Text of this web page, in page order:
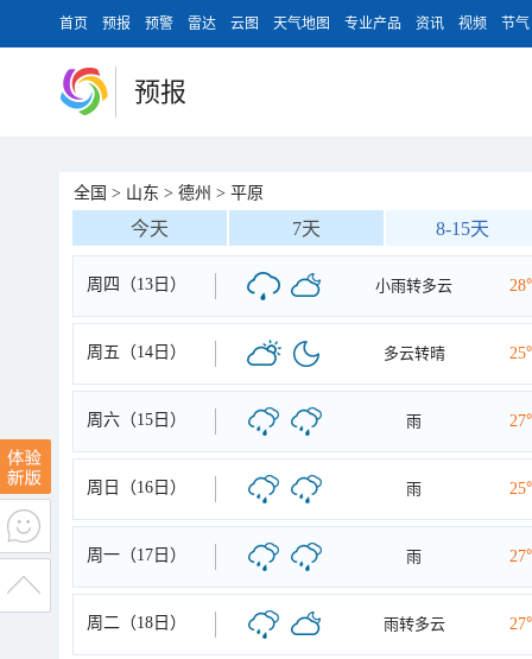
首页 预报 预警 雷达 云图 天气地图 专业产品 资讯 视频 节气
预报
全国 > 山东 > 德州 > 平原
今天 7天 8-15天
周四（13日） 小雨转多云
周五（14日） 多云转晴
周六（15日） 雨
周日（16日） 雨
周一（17日） 雨
周二（18日） 雨转多云